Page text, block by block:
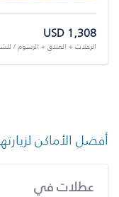
USD 1,308
الرحلات + الفندق + الرسوم /
أفضل الأماكن
عطلات في